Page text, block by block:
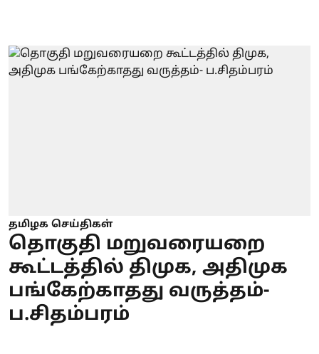
தமிழக செய்திகள்
தொகுதி மறுவரையறை
கூட்டத்தில் திமுக, அதிமுக
பங்கேற்காதது வருத்தம்-
ப.சிதம்பரம்